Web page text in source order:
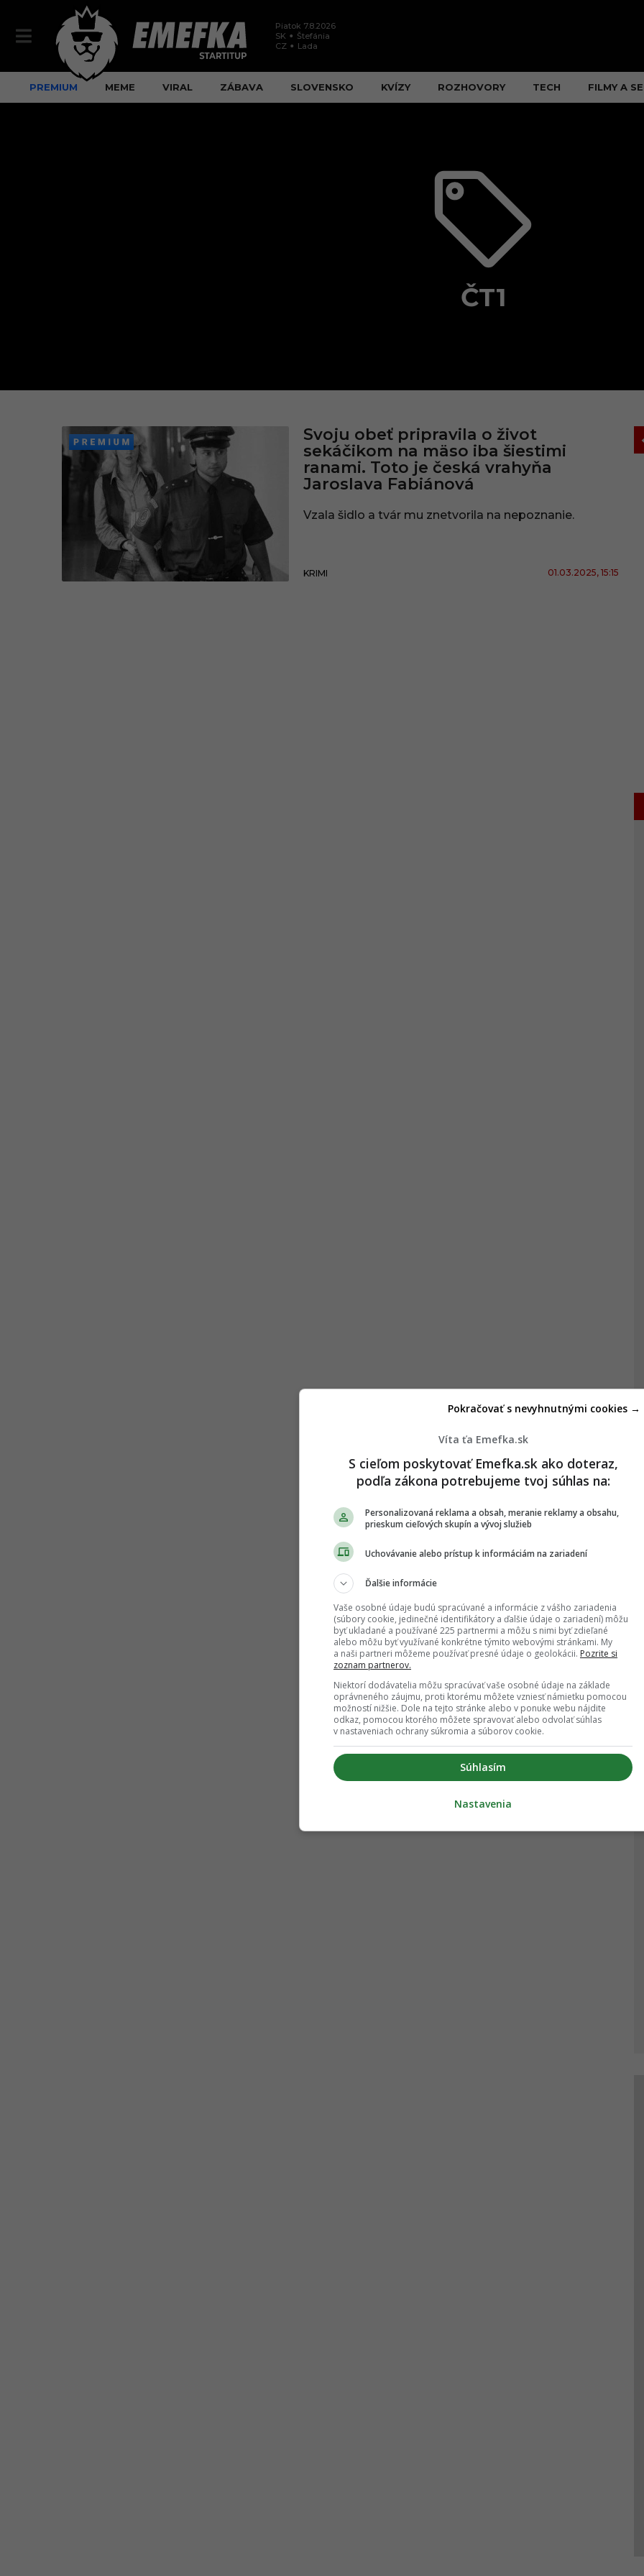
Piatok 7.8.2026
SK
Štefánia
CZ
Lada
PREMIUM MEME VIRAL ZÁBAVA SLOVENSKO KVÍZY ROZHOVORY TECH FILMY A
ČT1
Č
T
Svoju obeť pripravila o život
sekáčikom na mäso iba šiestimi
ranami. Toto je česká vrahyňa
Jaroslava Fabiánová
Vzala šidlo a tvár mu znetvorila na nepoznanie.
KRIMI 01.03.2025, 15:15
Víta ťa Emefka.sk
S cieľom poskytovať Emefka.sk ako doteraz,
podľa zákona potrebujeme tvoj súhlas na:
Personalizovaná reklama a obsah, meranie reklamy a obsahu,
prieskum cieľových skupín a vývoj služieb
Uchovávanie alebo prístup k informáciám na zariadení
Ďalšie informácie
Vaše osobné údaje budú spracúvané a informácie z vášho zariadenia
(súbory cookie, jedinečné identifikátory a ďalšie údaje o zariadení) môžu
byť ukladané a používané 225 partnermi a môžu s nimi byť zdieľané
alebo môžu byť využívané konkrétne týmito webovými stránkami. My
a naši partneri môžeme používať presné údaje o geolokácii. Pozrite si
zoznam partnerov.
Niektorí dodávatelia môžu spracúvať vaše osobné údaje na základe
oprávneného záujmu, proti ktorému môžete vzniesť námietku pomocou
možností nižšie. Dole na tejto stránke alebo v ponuke webu nájdite
odkaz, pomocou ktorého môžete spravovať alebo odvolať súhlas
v nastaveniach ochrany súkromia a súborov cookie.
Súhlasím
Pokračovať s nevyhnutnými cookies →
Nastavenia